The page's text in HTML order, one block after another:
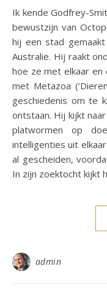
Ik kende Godfrey-Smith door zijn geweldige boek over het
bewustzijn van
hij een stad
Australië. Hij raakt
hoe ze met elkaar en
met Metazoa
geschiedenis om te
ontstaan. Hij kijkt
platwormen op
intelligenties uit
al gescheiden,
In zijn zoektocht kijkt
admin